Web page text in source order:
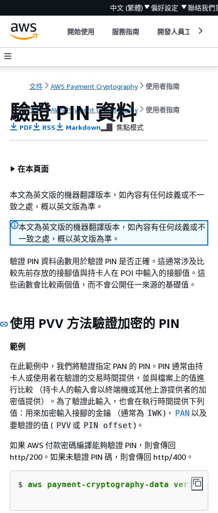
中文 (繁體) 偏好設定 聯絡我們
開始使用 服務指南 開發人員工具
文件 AWS Payment Cryptography 使用者指南
文件 AWS Payment Cryptography 使用者指南
驗證 PIN 資料
PDF RSS Markdown 焦點模式
在本頁面
本文為英文版的機器翻譯版本，如內容有任何歧義或不一
致之處，概以英文版為準。
本文為英文版的機器翻譯版本，如內容有任何歧義或不
一致之處，概以英文版為準。
驗證 PIN 資料函數用於驗證 PIN 是否正確。這通常涉及比
較先前存放的接腳值與持卡人在 POI 中輸入的接腳值。這
些函數會比較兩個值，而不會公開任一來源的基礎值。
使用 PVV 方法驗證加密的 PIN
範例
在此範例中，我們將驗證指定 PAN 的 PIN。PIN 通常由持
卡人或使用者在驗證的交易時間提供，並與檔案上的值進
行比較 （持卡人的輸入會以終端機或其他上游提供者的加
密值提供）。為了驗證此輸入，也會在執行時間提供下列
值：用來加密輸入接腳的金鑰 （通常為 IWK)， PAN 以及
要驗證的值 ( PVV 或 PIN offset )。
如果 AWS 付款密碼編譯能夠驗證 PIN，則會傳回
http/200。如果未驗證 PIN 碼，則會傳回 http/400。
$ aws payment-cryptography-data verify-